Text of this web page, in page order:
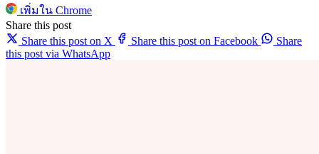
เพิ่มใน Chrome
Share this post
Share this post on X
Share this post on Facebook
Share
this post via WhatsApp